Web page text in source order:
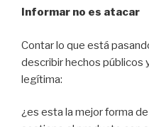
Informar no es atacar
Contar lo que está
describir hechos públicos
legítima:
¿es esta la mejor forma